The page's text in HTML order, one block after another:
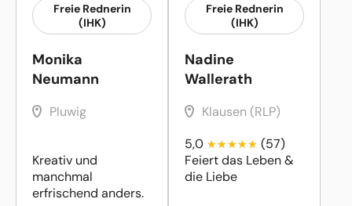
Freie Rednerin
(IHK)
Monika
Neumann
Pluwig
Kreativ und
manchmal
erfrischend anders.
Freie Rednerin
(IHK)
Nadine
Wallerath
Klausen (RLP)
5,0
(57)
Feiert das Leben &
die Liebe